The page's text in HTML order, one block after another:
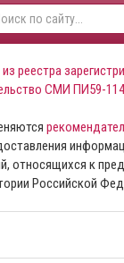
реестра
СМИ ПИ59-
относящихся к
Российской